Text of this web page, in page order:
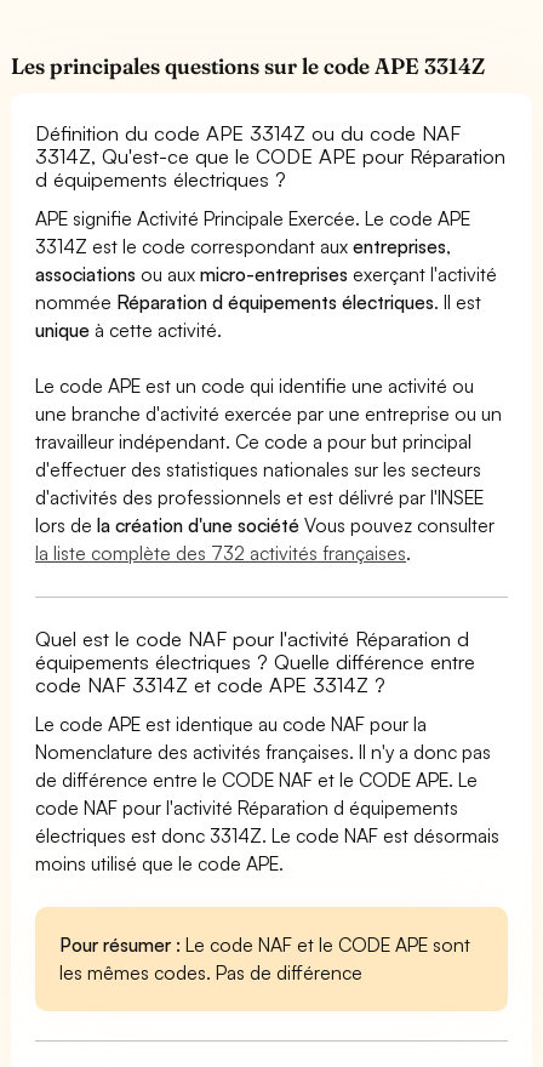
Les principales questions sur le code APE 3314Z
Définition du code APE 3314Z ou du code NAF
3314Z, Qu'est-ce que le CODE APE pour Réparation
d équipements électriques ?
APE signifie Activité Principale Exercée. Le code APE
3314Z est le code correspondant auxentreprises,
associations ou auxmicro-entreprises exerçant l'activité
nommée Réparation d équipements électriques. Il est
unique à cette activité.
Le code APE est un code qui identifie une activité ou
une branche d'activité exercée par une entreprise ou un
travailleur indépendant. Ce code a pour but principal
d'effectuer des statistiques nationales sur les secteurs
d'activités des professionnels et est délivré par l'INSEE
lors dela création d'une société Vous pouvez consulter
la liste complète des 732 activités françaises.
Quel est le code NAF pour l'activité Réparation d
équipements électriques ? Quelle différence entre
code NAF 3314Z et code APE 3314Z ?
Le code APE est identique au code NAF pour la
Nomenclature des activités françaises. Il n'y a donc pas
de différence entre le CODE NAF et le CODE APE. Le
code NAF pour l'activité Réparation d équipements
électriques est donc 3314Z. Le code NAF est désormais
moins utilisé que le code APE.
Pour résumer : Le code NAF et le CODE APE sont
les mêmes codes. Pas de différence